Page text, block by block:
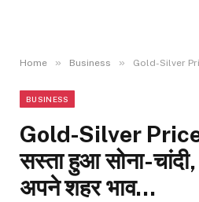
Home » Business » Gold-Silver Price : आज
BUSINESS
Gold-Silver
सस्ता हुआ सोना-
अपने शहर भाव…